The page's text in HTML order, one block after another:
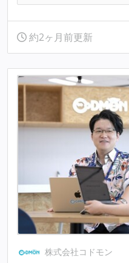
約2ヶ月前更新
株式会社コドモン